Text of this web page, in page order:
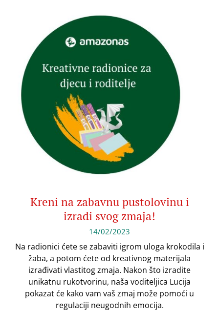
Kreni na zabavnu pustolovinu i
izradi svog zmaja!
14/02/2023
Na radionici ćete se zabaviti igrom uloga krokodila i
žaba, a potom ćete od kreativnog materijala
izrađivati vlastitog zmaja. Nakon što izradite
unikatnu rukotvorinu, naša voditeljica Lucija
pokazat će kako vam vaš zmaj može pomoći u
regulaciji neugodnih emocija.